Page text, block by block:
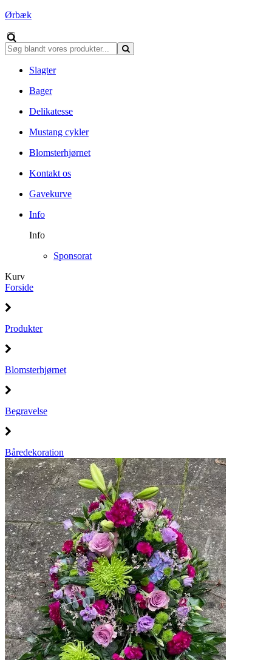
Ørbæk
Slagter
Bager
Delikatesse
Mustang cykler
Blomsterhjørnet
Kontakt os
Gavekurve
Info
Info
Sponsorat
Kurv
Forside
Produkter
Blomsterhjørnet
Begravelse
Båredekoration